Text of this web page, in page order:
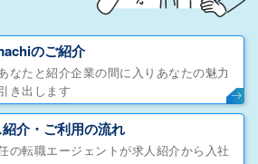
のご紹介
なたと紹介企業の間に入りあなたの魅力
き出します
介・ご利用の流れ
の転職エージェントが求人紹介から入社